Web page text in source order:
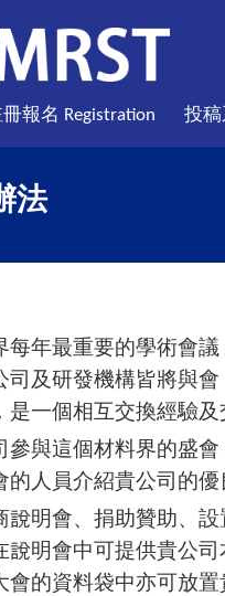
報名 Registration 投稿
法
每年最重要的學術會
司及研發機構皆將與
一個相互交換經驗及
參與這個材料界的盛
人員介紹貴公司的優
說明會、捐助贊助、
說明會中可提供貴公
會的資料袋中亦可放